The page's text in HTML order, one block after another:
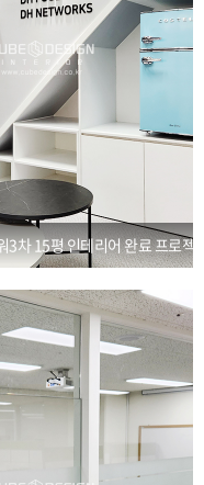
차 15평 인테리어 완료 프로젝
션, 발코니 확장공사